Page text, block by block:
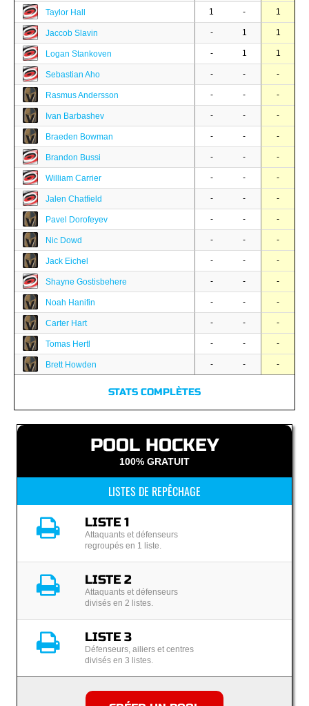
Taylor Hall 1 - 1
Jaccob Slavin - 1 1
Logan Stankoven - 1 1
Sebastian Aho - - -
Rasmus Andersson - - -
Ivan Barbashev - - -
Braeden Bowman - - -
Brandon Bussi - - -
William Carrier - - -
Jalen Chatfield - - -
Pavel Dorofeyev - - -
Nic Dowd - - -
Jack Eichel - - -
Shayne Gostisbehere - - -
Noah Hanifin - - -
Carter Hart - - -
Tomas Hertl - - -
Brett Howden - - -
STATS COMPLÈTES
POOL HOCKEY
100% GRATUIT
LISTES DE REPÊCHAGE
LISTE 1
Attaquants et défenseurs
regroupés en 1 liste.
LISTE 2
Attaquants et défenseurs
divisés en 2 listes.
LISTE 3
Défenseurs, ailiers et centres
divisés en 3 listes.